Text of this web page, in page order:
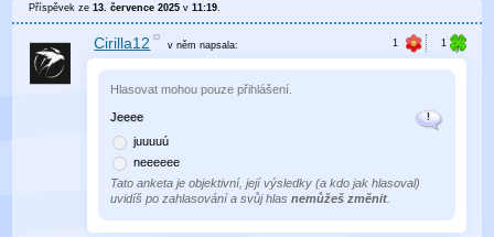
Příspěvek ze13. července 2025 v11:19
Cirilla12 v němnapsala:
Hlasovat mohou pouze přihlášení.
Jeeee
juuuuú
neeeeee
Tato anketa je objektivní, její výsledky (a kdo jak hlasoval)
uvidíš po zahlasování a svůj hlas nemůžeš změnit.